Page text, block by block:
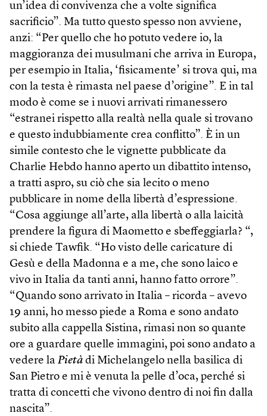
un’idea di convivenza che a volte significa
sacrificio”. Ma tutto questo spesso non avviene,
anzi: “Per quello che ho potuto vedere io, la
maggioranza dei musulmani che arriva in Europa,
per esempio in Italia, ‘fisicamente’ si trova qui, ma
con la testa è rimasta nel paese d’origine”. E in tal
modo è come se i nuovi arrivati rimanessero
“estranei rispetto alla realtà nella quale si trovano
e questo indubbiamente crea conflitto”. È in un
simile contesto che le vignette pubblicate da
Charlie Hebdo hanno aperto un dibattito intenso,
a tratti aspro, su ciò che sia lecito o meno
pubblicare in nome della libertà d’espressione.
“Cosa aggiunge all’arte, alla libertà o alla laicità
prendere la figura di Maometto e sbeffeggiarla? “,
si chiede Tawfik. “Ho visto delle caricature di
Gesù e della Madonna e a me, che sono laico e
vivo in Italia da tanti anni, hanno fatto orrore”.
“Quando sono arrivato in Italia – ricorda – avevo
19 anni, ho messo piede a Roma e sono andato
subito alla cappella Sistina, rimasi non so quante
ore a guardare quelle immagini, poi sono andato a
vedere la Pietà di Michelangelo nella basilica di
San Pietro e mi è venuta la pelle d’oca, perché si
tratta di concetti che vivono dentro di noi fin dalla
nascita”.